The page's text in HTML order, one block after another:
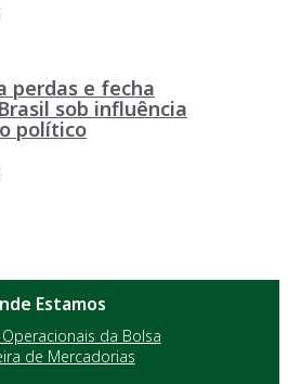
perdas e fecha
sob influência
político
Estamos
da Bolsa
de Mercadorias